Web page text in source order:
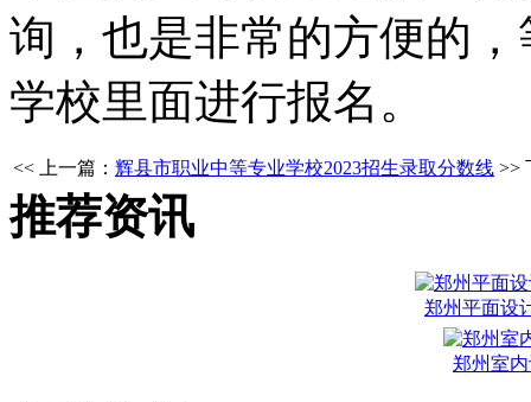
询，也是非常的方便的
学校里面进行报名。
<< 上一篇： 辉县市职业中等专业学校2023招生录取分数线 >>
推荐资讯
郑州平面设
郑州室